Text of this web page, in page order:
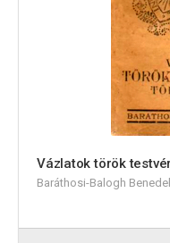
Vázlatok török
Baráthosi-Balogh